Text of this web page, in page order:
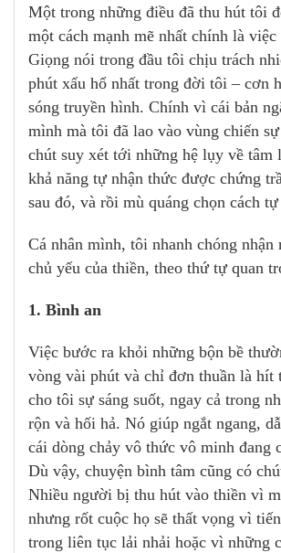
Một trong những điều đã thu hút tôi
một cách mạnh mẽ nhất chính là việc
Giọng nói trong đầu tôi chịu trách
phút xấu hổ nhất trong đời tôi – cơn
sóng truyền hình. Chính vì cái bản
mình mà tôi đã lao vào vùng chiến
chút suy xét tới những hệ lụy về tâm
khả năng tự nhận thức được chứng
sau đó, và rồi mù quáng chọn cách
Cá nhân mình, tôi nhanh chóng nhận
chủ yếu của thiền, theo thứ tự quan
1. Bình an
Việc bước ra khỏi những bộn bề
vòng vài phút và chỉ đơn thuần là hít
cho tôi sự sáng suốt, ngay cả trong
rộn và hối hả. Nó giúp ngắt ngang,
cái dòng chảy vô thức vô minh đang
Dù vậy, chuyện bình tâm cũng có
Nhiều người bị thu hút vào thiền vì
nhưng rốt cuộc họ sẽ thất vọng vì
trong liên tục lải nhải hoặc vì những